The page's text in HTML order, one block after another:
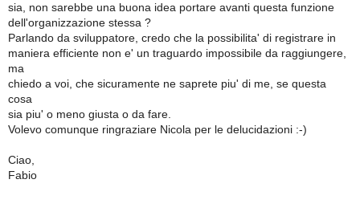
sia, non sarebbe una buona idea portare avanti questa funzione
dell'organizzazione stessa ?
Parlando da sviluppatore, credo che la possibilita' di registrare in
maniera efficiente non e' un traguardo impossibile da raggiungere,
ma
chiedo a voi, che sicuramente ne saprete piu' di me, se questa
cosa
sia piu' o meno giusta o da fare.
Volevo comunque ringraziare Nicola per le delucidazioni :-)
Ciao,
Fabio